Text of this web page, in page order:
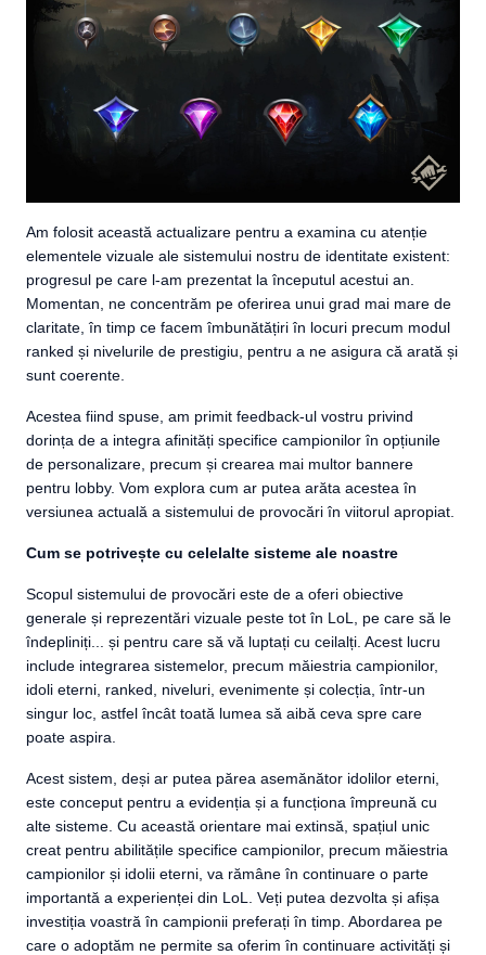
Am folosit această actualizare pentru a examina cu atenție
elementele vizuale ale sistemului nostru de identitate existent:
progresul pe care l-am prezentat la începutul acestui an.
Momentan, ne concentrăm pe oferirea unui grad mai mare de
claritate, în timp ce facem îmbunătățiri în locuri precum modul
ranked și nivelurile de prestigiu, pentru a ne asigura că arată și
sunt coerente.
Acestea fiind spuse, am primit feedback-ul vostru privind
dorința de a integra afinități specifice campionilor în opțiunile
de personalizare, precum și crearea mai multor bannere
pentru lobby. Vom explora cum ar putea arăta acestea în
versiunea actuală a sistemului de provocări în viitorul apropiat.
Cum se potrivește cu celelalte sisteme ale noastre
Scopul sistemului de provocări este de a oferi obiective
generale și reprezentări vizuale peste tot în LoL, pe care să le
îndepliniți... și pentru care să vă luptați cu ceilalți. Acest lucru
include integrarea sistemelor, precum măiestria campionilor,
idoli eterni, ranked, niveluri, evenimente și colecția, într-un
singur loc, astfel încât toată lumea să aibă ceva spre care
poate aspira.
Acest sistem, deși ar putea părea asemănător idolilor eterni,
este conceput pentru a evidenția și a funcționa împreună cu
alte sisteme. Cu această orientare mai extinsă, spațiul unic
creat pentru abilitățile specifice campionilor, precum măiestria
campionilor și idolii eterni, va rămâne în continuare o parte
importantă a experienței din LoL. Veți putea dezvolta și afișa
investiția voastră în campionii preferați în timp. Abordarea pe
care o adoptăm ne permite sa oferim în continuare activități și